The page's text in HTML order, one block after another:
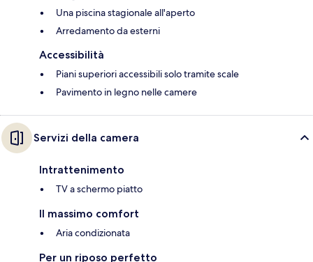
Una piscina stagionale all'aperto
Arredamento da esterni
Accessibilità
Piani superiori accessibili solo tramite scale
Pavimento in legno nelle camere
Servizi della camera
Intrattenimento
TV a schermo piatto
Il massimo comfort
Aria condizionata
Per un riposo perfetto